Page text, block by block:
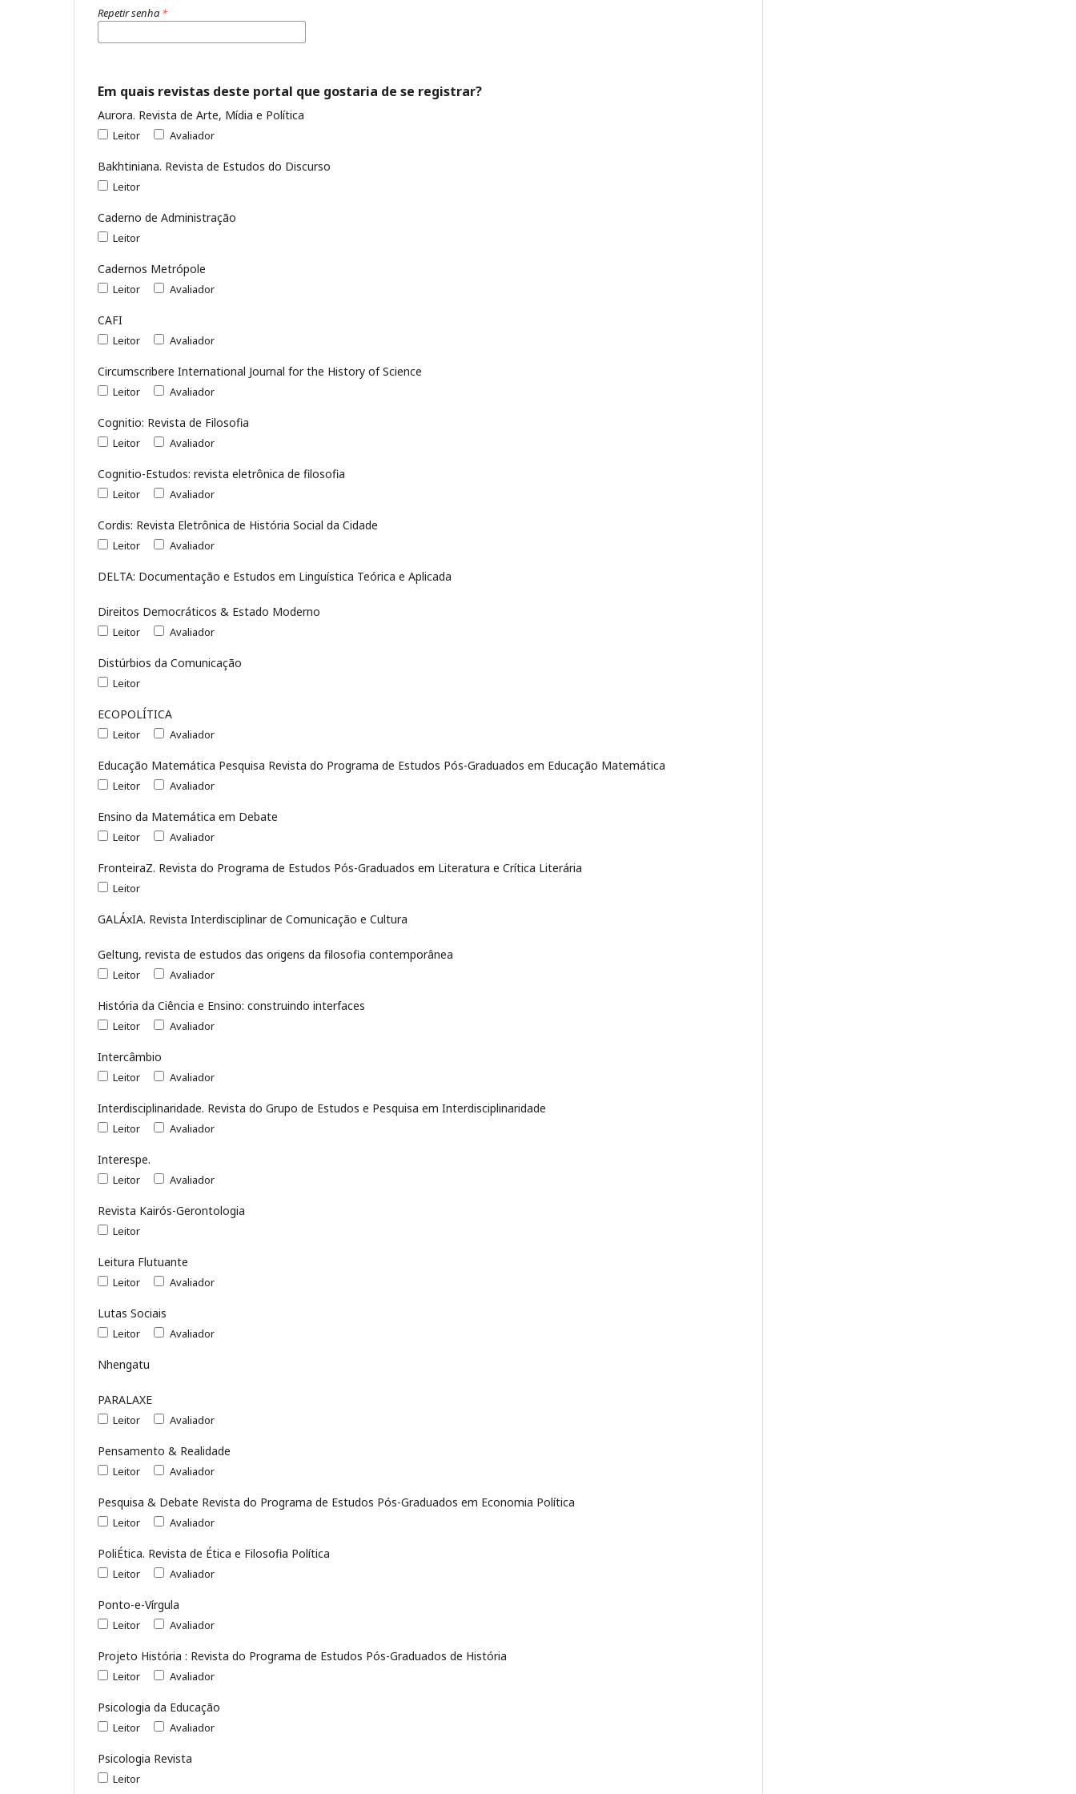
Repetir senha *
Em quais revistas deste portal que gostaria de se registrar?
Aurora. Revista de Arte, Mídia e Política
Leitor Avaliador
Bakhtiniana. Revista de Estudos do Discurso
Leitor
Caderno de Administração
Leitor
Cadernos Metrópole
Leitor Avaliador
CAFI
Leitor Avaliador
Circumscribere International Journal for the History of Science
Leitor Avaliador
Cognitio: Revista de Filosofia
Leitor Avaliador
Cognitio-Estudos: revista eletrônica de filosofia
Leitor Avaliador
Cordis: Revista Eletrônica de História Social da Cidade
Leitor Avaliador
DELTA: Documentação e Estudos em Linguística Teórica e Aplicada
Direitos Democráticos & Estado Moderno
Leitor Avaliador
Distúrbios da Comunicação
Leitor
ECOPOLÍTICA
Leitor Avaliador
Educação Matemática Pesquisa Revista do Programa de Estudos Pós-Graduados em Educação Matemática
Leitor Avaliador
Ensino da Matemática em Debate
Leitor Avaliador
FronteiraZ. Revista do Programa de Estudos Pós-Graduados em Literatura e Crítica Literária
Leitor
GALÁxIA. Revista Interdisciplinar de Comunicação e Cultura
Geltung, revista de estudos das origens da filosofia contemporânea
Leitor Avaliador
História da Ciência e Ensino: construindo interfaces
Leitor Avaliador
Intercâmbio
Leitor Avaliador
Interdisciplinaridade. Revista do Grupo de Estudos e Pesquisa em Interdisciplinaridade
Leitor Avaliador
Interespe.
Leitor Avaliador
Revista Kairós-Gerontologia
Leitor
Leitura Flutuante
Leitor Avaliador
Lutas Sociais
Leitor Avaliador
Nhengatu
PARALAXE
Leitor Avaliador
Pensamento & Realidade
Leitor Avaliador
Pesquisa & Debate Revista do Programa de Estudos Pós-Graduados em Economia Política
Leitor Avaliador
PoliÉtica. Revista de Ética e Filosofia Política
Leitor Avaliador
Ponto-e-Vírgula
Leitor Avaliador
Projeto História : Revista do Programa de Estudos Pós-Graduados de História
Leitor Avaliador
Psicologia da Educação
Leitor Avaliador
Psicologia Revista
Leitor